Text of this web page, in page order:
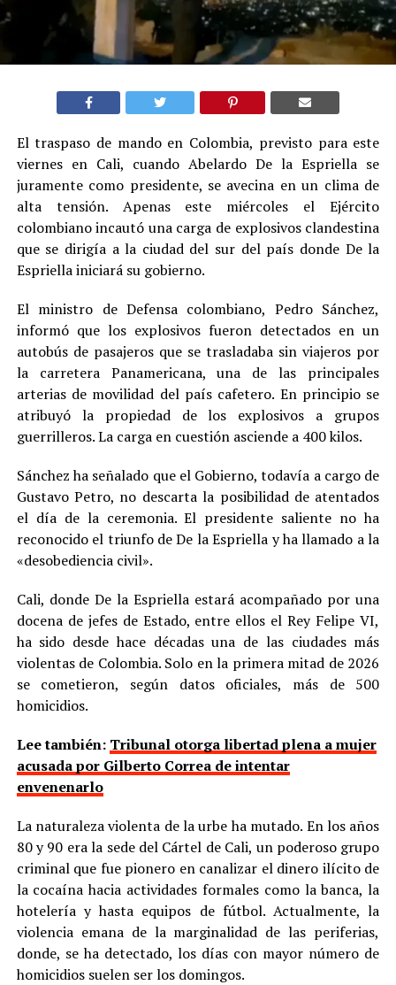
El traspaso de mando en Colombia, previsto para este
viernes en Cali, cuando Abelardo De la Espriella se
juramente como presidente, se avecina en un clima de
alta tensión. Apenas este miércoles el Ejército
colombiano incautó una carga de explosivos clandestina
que se dirigía a la ciudad del sur del país donde De la
Espriella iniciará su gobierno.
El ministro de Defensa colombiano, Pedro Sánchez,
informó que los explosivos fueron detectados en un
autobús de pasajeros que se trasladaba sin viajeros por
la carretera Panamericana, una de las principales
arterias de movilidad del país cafetero. En principio se
atribuyó la propiedad de los explosivos a grupos
guerrilleros. La carga en cuestión asciende a 400 kilos.
Sánchez ha señalado que el Gobierno, todavía a cargo de
Gustavo Petro, no descarta la posibilidad de atentados
el día de la ceremonia. El presidente saliente no ha
reconocido el triunfo de De la Espriella y ha llamado a la
«desobediencia civil».
Cali, donde De la Espriella estará acompañado por una
docena de jefes de Estado, entre ellos el Rey Felipe VI,
ha sido desde hace décadas una de las ciudades más
violentas de Colombia. Solo en la primera mitad de 2026
se cometieron, según datos oficiales, más de 500
homicidios.
Lee también: Tribunal otorga libertad plena a mujer
acusada por Gilberto Correa de intentar
envenenarlo
La naturaleza violenta de la urbe ha mutado. En los años
80 y 90 era la sede del Cártel de Cali, un poderoso grupo
criminal que fue pionero en canalizar el dinero ilícito de
la cocaína hacia actividades formales como la banca, la
hotelería y hasta equipos de fútbol. Actualmente, la
violencia emana de la marginalidad de las periferias,
donde, se ha detectado, los días con mayor número de
homicidios suelen ser los domingos.